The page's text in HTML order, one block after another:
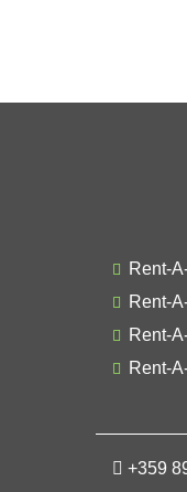
Rent-
Rent-
Rent-
Rent-
+359